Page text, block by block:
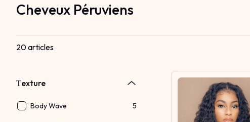
Cheveux Péruviens
20 articles
Тexture
Body Wave 5